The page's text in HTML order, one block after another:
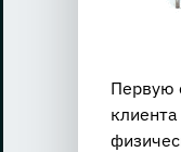
Первую